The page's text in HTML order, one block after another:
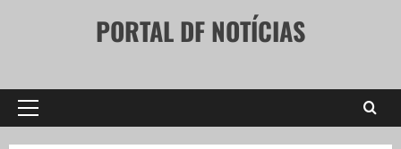
PORTAL DF NOTÍCIAS
Primary